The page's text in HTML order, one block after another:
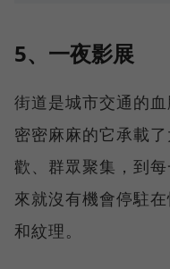
5、一夜影展
街道是城市交通的血
密密麻麻的它承載
歡、群眾聚集，到
來就沒有機會停駐
和紋理。